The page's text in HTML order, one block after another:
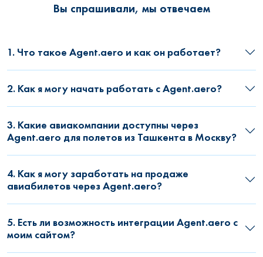
Вы спрашивали, мы отвечаем
1. Что такое Agent.aero и как он работает?
2. Как я могу начать работать с Agent.aero?
3. Какие авиакомпании доступны через
Agent.aero для полетов из Ташкента в Москву?
4. Как я могу заработать на продаже
авиабилетов через Agent.aero?
5. Есть ли возможность интеграции Agent.aero с
моим сайтом?